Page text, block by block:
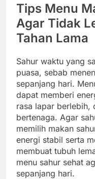
Tips Menu
Agar Tidak
Tahan Lama
Sahur waktu yang
puasa, sebab
sepanjang hari.
dapat memberi
rasa lapar berlebih,
bertenaga. Agar
memilih makan
energi stabil serta
membuat tubuh
menu sahur sehat
sepanjang hari.